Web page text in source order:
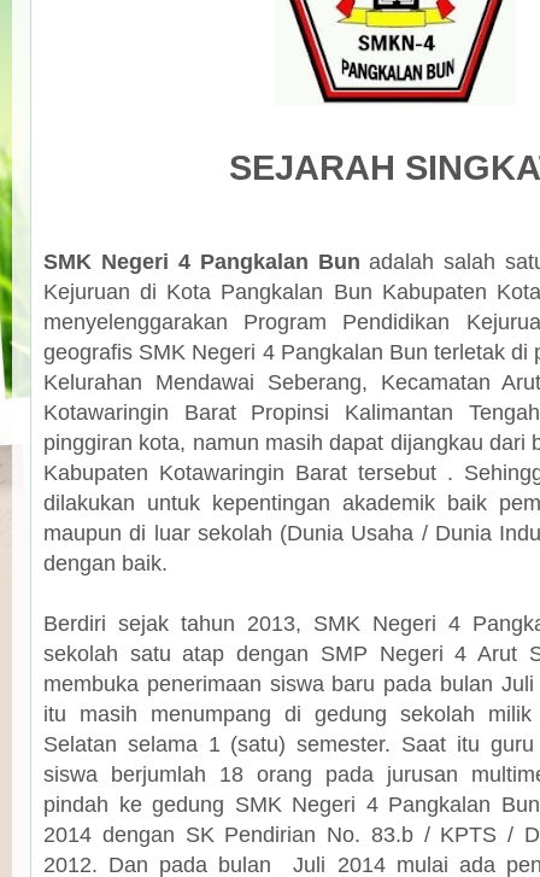
SEJARAH
SMK Negeri 4 Pangkalan Bunadalahsalah
Kejuruan di Kota Pangkalan Bun Kabupaten
menyelenggarakan Program Pendidikan
geografis SMK Negeri 4 Pangkalan Bun terletak di
Kelurahan Mendawai Seberang, Kecamatan
Kotawaringin Barat Propinsi Kalimantan
pinggiran kota, namun masih dapat dijangkau dari
Kabupaten Kotawaringin Barat tersebut .
dilakukan untuk kepentingan akademik baik
maupun di luar sekolah (Dunia Usaha / Dunia
dengan baik.
Berdiri sejak tahun 2013, SMK Negeri 4
sekolah satu atap dengan SMP Negeri 4 Arut
membuka penerimaan siswa baru pada bulan
itu masih menumpang di gedung sekolah
Selatan selama 1 (satu) semester. Saat itu
siswa berjumlah 18 orang pada jurusan
pindah ke gedung SMK Negeri 4 Pangkalan Bun
2014 dengan SK Pendirian No. 83.b / KPTS /
2012. Dan pada bulan Juli 2014 mulai ada